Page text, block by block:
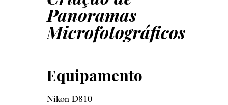
Panoramas
Microfotográficos
Equipamento
Nikon D810